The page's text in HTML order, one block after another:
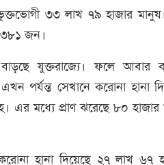
৩৩ লাখ ৭৯ হাজার
৩৮১ জন।
বাড়ছে যুক্তরাজ্যে। ফলে আবার
পর্যন্ত সেখানে করোনা হানা
এর মধ্যে প্রাণ ঝরেছে ৮০
হানা দিয়েছে ২৭ লাখ ৬৭